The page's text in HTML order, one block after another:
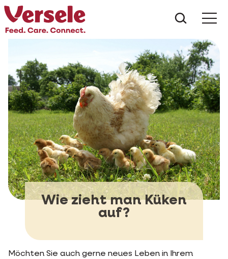
Wie zieht man Küken
auf?
Möchten Sie auch gerne neues Leben in Ihrem